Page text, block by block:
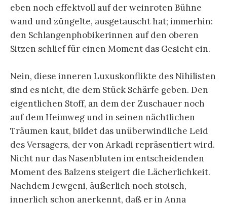
eben noch effektvoll auf der weinroten Bühne
wand und züngelte, ausgetauscht hat; immerhin:
den Schlangenphobikerinnen auf den oberen
Sitzen schlief für einen Moment das Gesicht ein.
Nein, diese inneren Luxuskonflikte des Nihilisten
sind es nicht, die dem Stück Schärfe geben. Den
eigentlichen Stoff, an dem der Zuschauer noch
auf dem Heimweg und in seinen nächtlichen
Träumen kaut, bildet das unüberwindliche Leid
des Versagers, der von Arkadi repräsentiert wird.
Nicht nur das Nasenbluten im entscheidenden
Moment des Balzens steigert die Lächerlichkeit.
Nachdem Jewgeni, äußerlich noch stoisch,
innerlich schon anerkennt, daß er in Anna